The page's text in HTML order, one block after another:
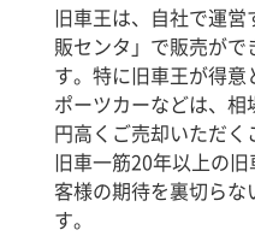
旧車王は、自社で運
販センタ」で販売が
す。特に旧車王が得
ポーツカーなどは、
円高くご売却いただく
旧車一筋20年以上の
客様の期待を裏切らな
す。